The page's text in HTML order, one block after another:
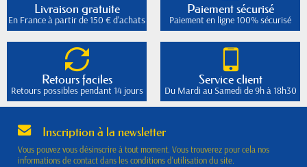
Livraison gratuite
En France à partir de 150 € d'achats
Paiement sécurisé
Paiement en ligne 100% sécurisé
Retours faciles
Retours possibles pendant 14 jours
Service client
Du Mardi au Samedi de 9h à 18h30
Inscription à la newsletter
Vous pouvez vous désinscrire à tout moment. Vous trouverez pour cela nos
informations de contact dans les conditions d'utilisation du site.